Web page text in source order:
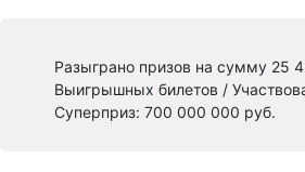
Разыграно призов на сумму 25
Выигрышных билетов /
Суперприз: 700 000 000 руб.